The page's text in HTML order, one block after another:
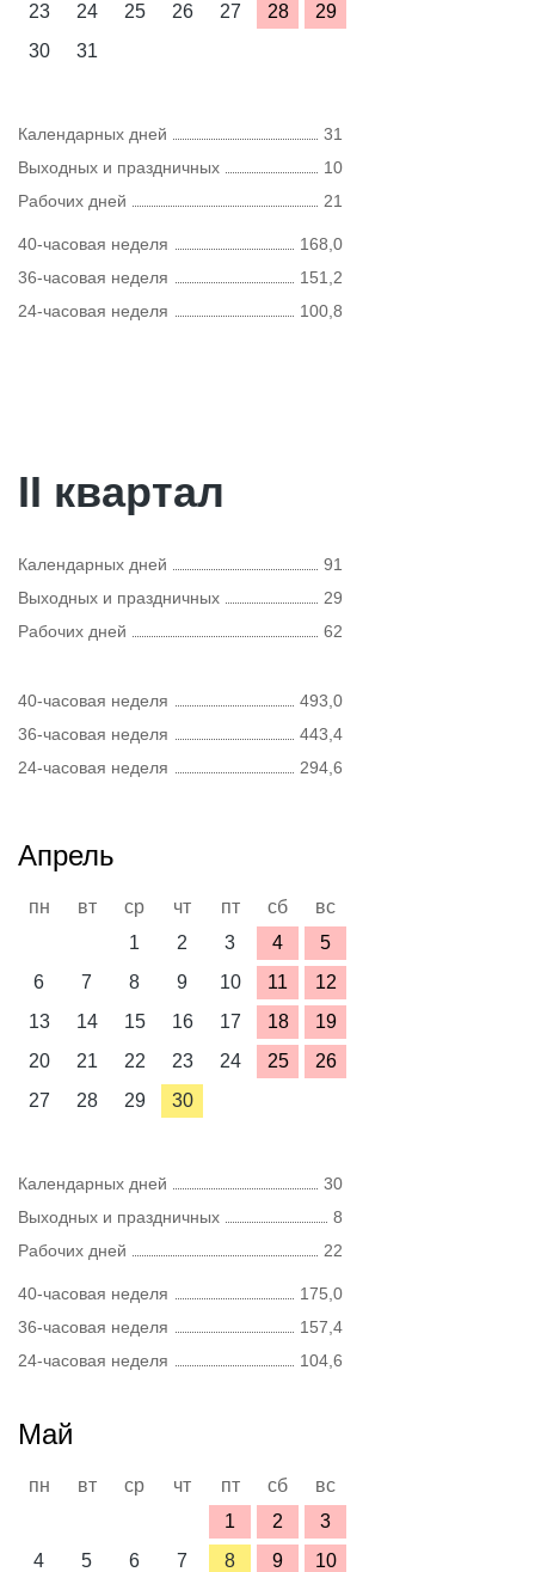
23
24 25 26 27 28
29
30
31
Календарных дней
31
Выходных и праздничных
10
Рабочих дней
21
40-часовая неделя
168,0
36-часовая неделя
151,2
24-часовая неделя
100,8
II квартал
Календарных дней
91
Выходных и праздничных
29
Рабочих дней
62
40-часовая неделя
493,0
36-часовая неделя
443,4
24-часовая неделя
294,6
Апрель
пн вт ср чт пт сб
вс
1
2 3 4
5
6
7 8 9 10 11
12
13
14 15 16 17 18
19
20
21 22 23 24 25
26
27
28 29 30
Календарных дней
30
Выходных и праздничных
8
Рабочих дней
22
40-часовая неделя
175,0
36-часовая неделя
157,4
24-часовая неделя
104,6
Май
пн вт ср чт пт сб
вс
1
2
3
4
5 6 7 8 9
10